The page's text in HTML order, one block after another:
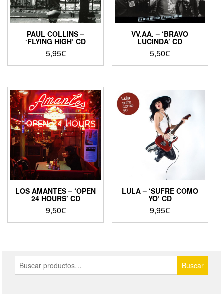
PAUL COLLINS –
‘FLYING HIGH’ CD
5,95€
VV.AA. – ‘BRAVO
LUCINDA’ CD
5,50€
LOS AMANTES – ‘OPEN
24 HOURS’ CD
9,50€
LULA – ‘SUFRE COMO
YO’ CD
9,95€
por:
Buscar